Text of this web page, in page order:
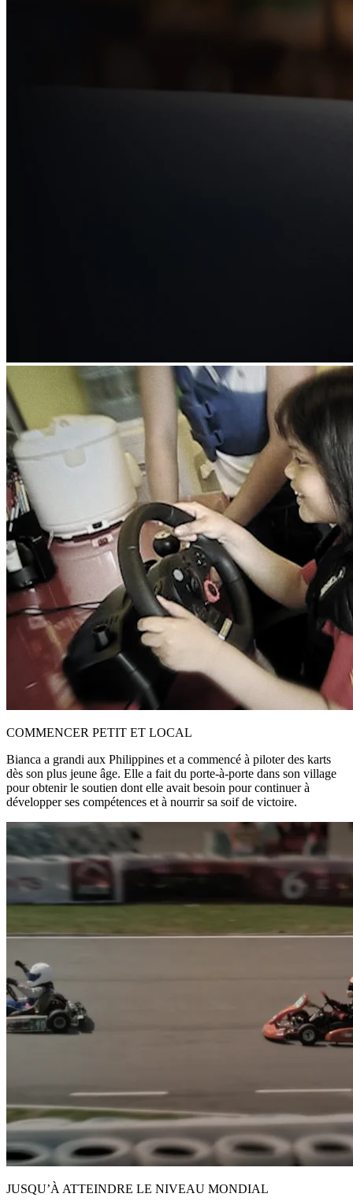
COMMENCER PETIT ET LOCAL
Bianca a grandi aux Philippines et a commencé à piloter des karts
dès son plus jeune âge. Elle a fait du porte-à-porte dans son village
pour obtenir le soutien dont elle avait besoin pour continuer à
développer ses compétences et à nourrir sa soif de victoire.
JUSQU’À ATTEINDRE LE NIVEAU MONDIAL